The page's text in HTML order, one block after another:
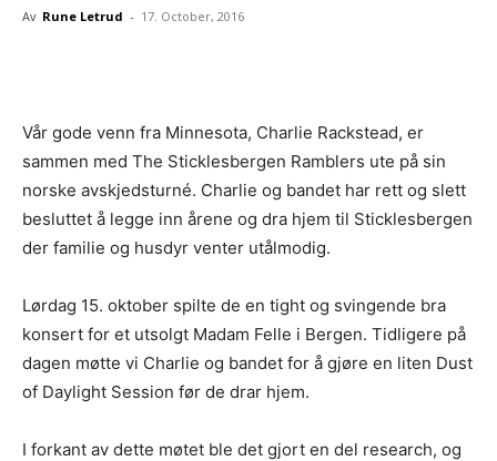
Av Rune Letrud - 17. October, 2016
Vår gode venn fra Minnesota, Charlie Rackstead, er
sammen med The Sticklesbergen Ramblers ute på sin
norske avskjedsturné. Charlie og bandet har rett og slett
besluttet å legge inn årene og dra hjem til Sticklesbergen
der familie og husdyr venter utålmodig.
Lørdag 15. oktober spilte de en tight og svingende bra
konsert for et utsolgt Madam Felle i Bergen. Tidligere på
dagen møtte vi Charlie og bandet for å gjøre en liten Dust
of Daylight Session før de drar hjem.
I forkant av dette møtet ble det gjort en del research, og